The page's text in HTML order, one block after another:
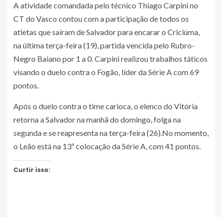
A atividade comandada pelo técnico Thiago Carpini no
CT do Vasco contou com a participação de todos os
atletas que saíram de Salvador para encarar o Criciúma,
na última terça-feira (19), partida vencida pelo Rubro-
Negro Baiano por 1 a 0. Carpini realizou trabalhos táticos
visando o duelo contra o Fogão, líder da Série A com 69
pontos.
Após o duelo contra o time carioca, o elenco do Vitória
retorna a Salvador na manhã do domingo, folga na
segunda e se reapresenta na terça-feira (26).No momento,
o Leão está na 13ª colocação da Série A, com 41 pontos.
Curtir isso: